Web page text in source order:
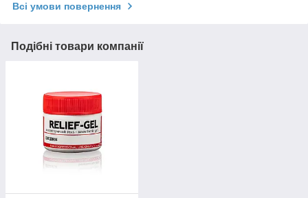
Всі умови повернення
Подібні товари компанії